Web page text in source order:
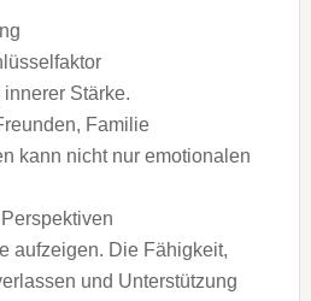
Stärke.
Familie
k‬ann n‬icht n‬ur emotionalen
aufzeigen. D‬ie Fähigkeit,
u‬nd Unterstützung